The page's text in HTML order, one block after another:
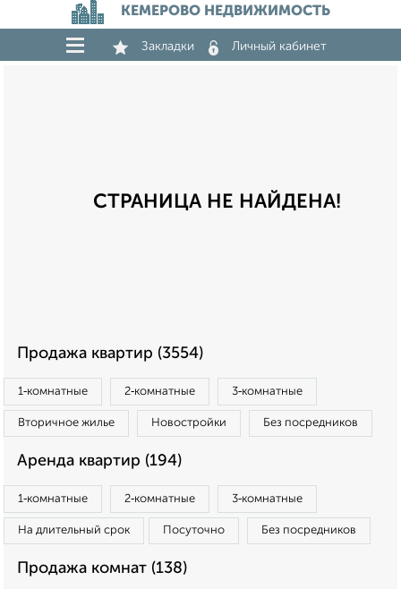
КЕМЕРОВО НЕДВИЖИМОСТЬ
Закладки Личный кабинет
СТРАНИЦА НЕ НАЙДЕНА!
Продажа квартир (3554)
1‑комнатные 2‑комнатные 3‑комнатные
Вторичное жилье Новостройки Без посредников
Аренда квартир (194)
1‑комнатные 2‑комнатные 3‑комнатные
На длительный срок Посуточно Без посредников
Продажа комнат (138)